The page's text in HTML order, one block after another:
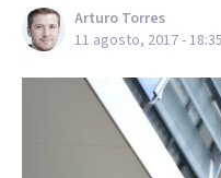
Arturo Torres
11 agosto, 2017 - 18:35